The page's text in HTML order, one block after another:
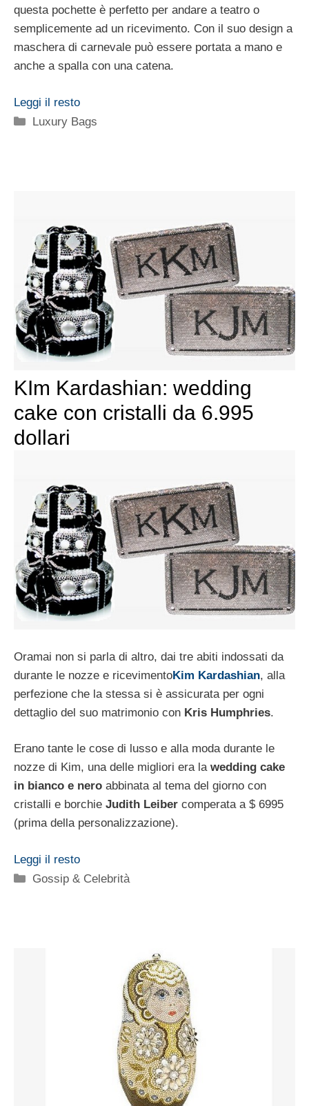
questa pochette è perfetto per andare a teatro o
semplicemente ad un ricevimento. Con il suo design a
maschera di carnevale può essere portata a mano e
anche a spalla con una catena.
Leggi il resto
Categorie
Luxury Bags
KIm Kardashian: wedding
cake con cristalli da 6.995
dollari
Oramai non si parla di altro, dai tre abiti indossati da
durante le nozze e ricevimentoKim Kardashian, alla
perfezione che la stessa si è assicurata per ogni
dettaglio del suo matrimonio con Kris Humphries.
Erano tante le cose di lusso e alla moda durante le
nozze di Kim, una delle migliori era la wedding cake
in bianco e nero abbinata al tema del giorno con
cristalli e borchie Judith Leiber comperata a $ 6995
(prima della personalizzazione).
Leggi il resto
Categorie
Gossip & Celebrità